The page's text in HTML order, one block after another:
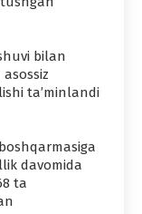
bilan
ta’minlandi
davomida
ta